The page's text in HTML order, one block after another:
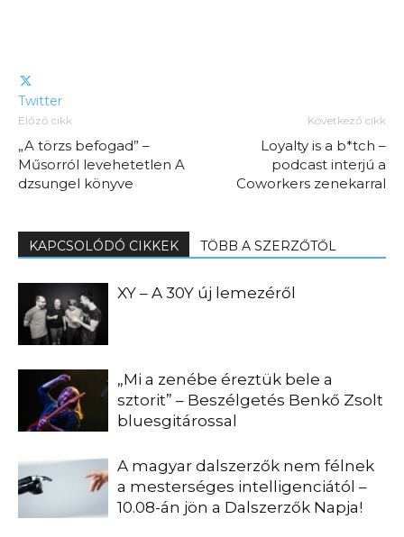
Twitter
Előző cikk
„A törzs befogad” –
Műsorról levehetetlen A
dzsungel könyve
Következő cikk
Loyalty is a b*tch –
podcast interjú a
Coworkers zenekarral
KAPCSOLÓDÓ CIKKEK TÖBB A SZERZŐTŐL
XY – A 30Y új lemezéről
„Mi a zenébe éreztük bele a
sztorit” – Beszélgetés Benkő Zsolt
bluesgitárossal
A magyar dalszerzők nem félnek
a mesterséges intelligenciától –
10.08-án jön a Dalszerzők Napja!